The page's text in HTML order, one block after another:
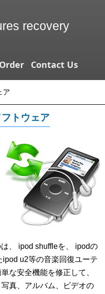
recovery
Order Contact Us
ア
トウェア
、 ipod shuffleを、 ipodの
u2等の音楽回復ユーテ
な安全機能を修正して、
真、アルバム、ビデオの